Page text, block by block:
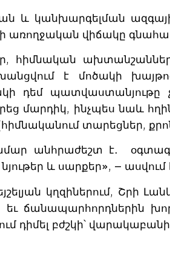
և կանխարգելման
առողջական վիճակը
հիմնական
է մոծակի
դեմ պատվաստանյութը
մարդիկ, ինչպես նաև
տարեցներ,
անհրաժեշտ է․
և սարքեր», — ասվում է
կղզիներում, Շրի
եւ ճանապարհորդներին
դիմել բժշկի՝